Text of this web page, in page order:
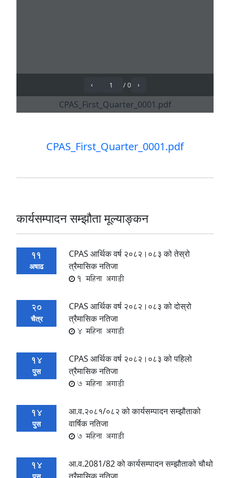
CPAS_First_Quarter_0001.pdf
कार्यसम्पादन सम्झौता मूल्याङ्कन
11
अषाढ
CPAS आर्थिक वर्ष २०८२।०८३ को तेस्रो
त्रैमासिक नतिजा
1 महिना अगाडी
20
चैत्र
CPAS आर्थिक वर्ष २०८२।०८३ को दोस्रो
त्रैमासिक नतिजा
4 महिना अगाडी
14
पुस
CPAS आर्थिक वर्ष २०८२।०८३ को पहिलो
त्रैमासिक नतिजा
7 महिना अगाडी
14
पुस
आ.व.२०८१/०८२ को कार्यसम्पादन सम्झौताको
वार्षिक नतिजा
7 महिना अगाडी
14
आ.व.2081/82 को कार्यसम्पादन सम्झौताको चौथो